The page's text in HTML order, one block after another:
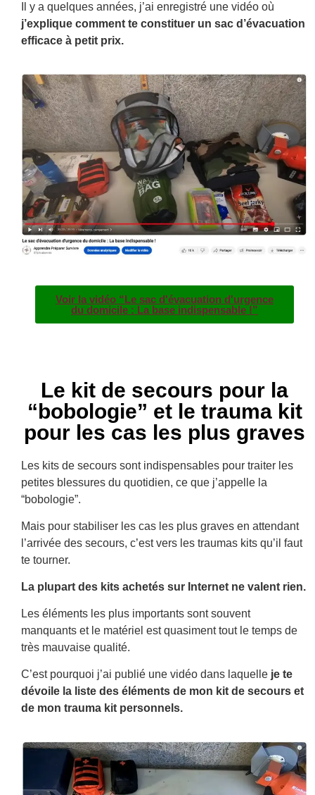
Il y a quelques années, j’ai enregistré une vidéo où
j’explique comment te constituer un sac d’évacuation
efficace à petit prix.
Voir la vidéo “Le sac d'évacuation d'urgence
du domicile : La base indispensable !”
Le kit de secours pour la
“bobologie” et le trauma kit
pour les cas les plus graves
Les kits de secours sont indispensables pour traiter les
petites blessures du quotidien, ce que j’appelle la
“bobologie”.
Mais pour stabiliser les cas les plus graves en attendant
l’arrivée des secours, c’est vers les traumas kits qu’il faut
te tourner.
La plupart des kits achetés sur Internet ne valent rien.
Les éléments les plus importants sont souvent
manquants et le matériel est quasiment tout le temps de
très mauvaise qualité.
C’est pourquoi j’ai publié une vidéo dans laquelle je te
dévoile la liste des éléments de mon kit de secours et
de mon trauma kit personnels.